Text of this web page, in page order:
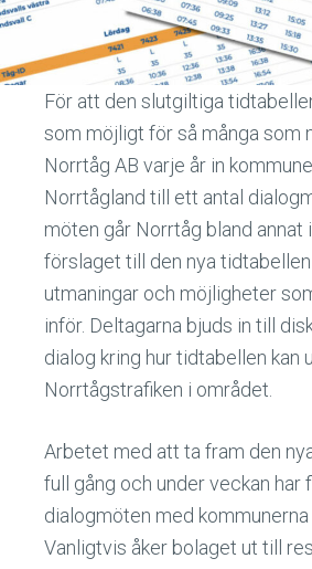
För att den slutgiltiga
som möjligt för så många som
Norrtåg AB varje år in
Norrtågland till ett antal
möten går Norrtåg bland annat
förslaget till den nya
utmaningar och möjligheter
inför. Deltagarna bjuds in till
dialog kring hur tidtabellen kan
Norrtågstrafiken i området.
Arbetet med att ta fram den
full gång och under veckan har
dialogmöten med
Vanligtvis åker bolaget ut till